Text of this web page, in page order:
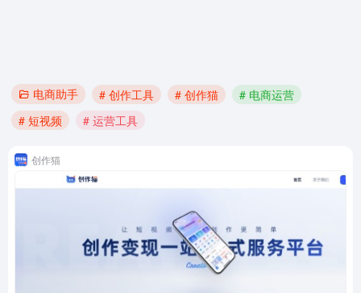
电商助手 # 创作工具 # 创作猫
# 电商运营
# 短视频
# 运营工具
创作猫